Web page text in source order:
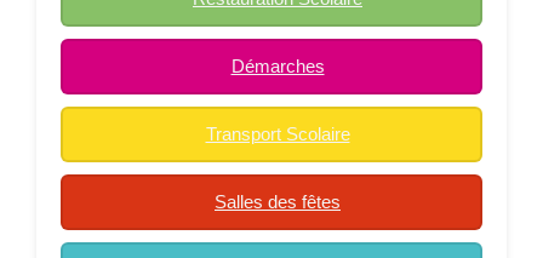
Démarches
Transport Scolaire
Salles des fêtes